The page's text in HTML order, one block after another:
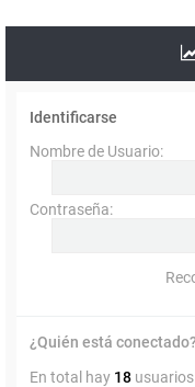
Identificarse
Nombre de Usuario:
Contraseña:
¿Quién está
En total hay 18